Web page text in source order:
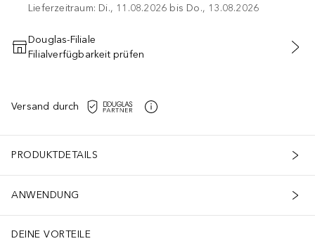
Lieferzeitraum: Di., 11.08.2026 bis Do., 13.08.2026
IN DEN WARENKORB
Douglas-Filiale
Filialverfügbarkeit prüfen
Versand durch
PRODUKTDETAILS
ANWENDUNG
DEINE VORTEILE